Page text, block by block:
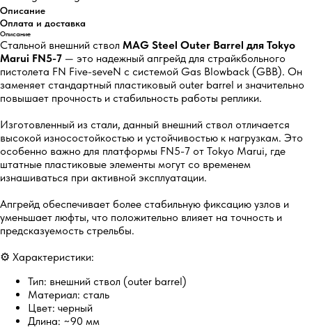
Описание
Оплата и доставка
Описание
Стальной внешний ствол MAG Steel Outer Barrel для Tokyo
Marui FN5-7 — это надежный апгрейд для страйкбольного
пистолета FN Five-seveN с системой Gas Blowback (GBB). Он
заменяет стандартный пластиковый outer barrel и значительно
повышает прочность и стабильность работы реплики.
Изготовленный из стали, данный внешний ствол отличается
высокой износостойкостью и устойчивостью к нагрузкам. Это
особенно важно для платформы FN5-7 от Tokyo Marui, где
штатные пластиковые элементы могут со временем
изнашиваться при активной эксплуатации.
Апгрейд обеспечивает более стабильную фиксацию узлов и
уменьшает люфты, что положительно влияет на точность и
предсказуемость стрельбы.
⚙️ Характеристики:
Тип: внешний ствол (outer barrel)
Материал: сталь
Цвет: черный
Длина: ~90 мм